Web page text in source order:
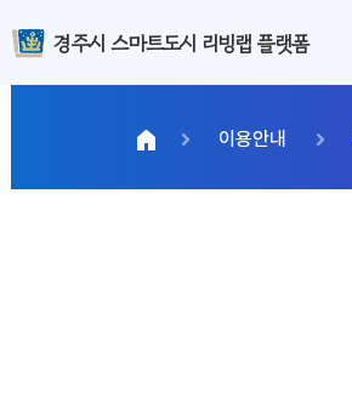
경주시 스마트도시 리빙랩 플랫폼
이용안내